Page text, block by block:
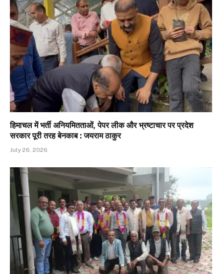
हिमाचल में भर्ती अनियमितताओं, पेपर लीक और भ्रष्टाचार पर प्रदेश
सरकार पूरी तरह बेनकाब : जयराम ठाकुर
July 26, 2026